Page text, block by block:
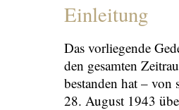
Einleitung
Das vorliegende
den gesamten
bestanden hat –
28. August 1943